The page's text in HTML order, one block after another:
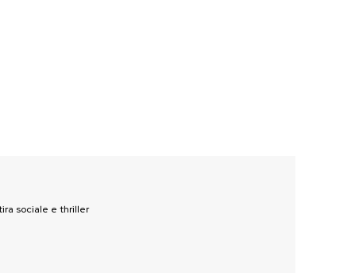
sociale e thriller